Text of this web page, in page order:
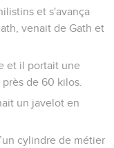
et s'avança
venait de Gath et
et il portait une
de 60 kilos.
un javelot en
cylindre de métier